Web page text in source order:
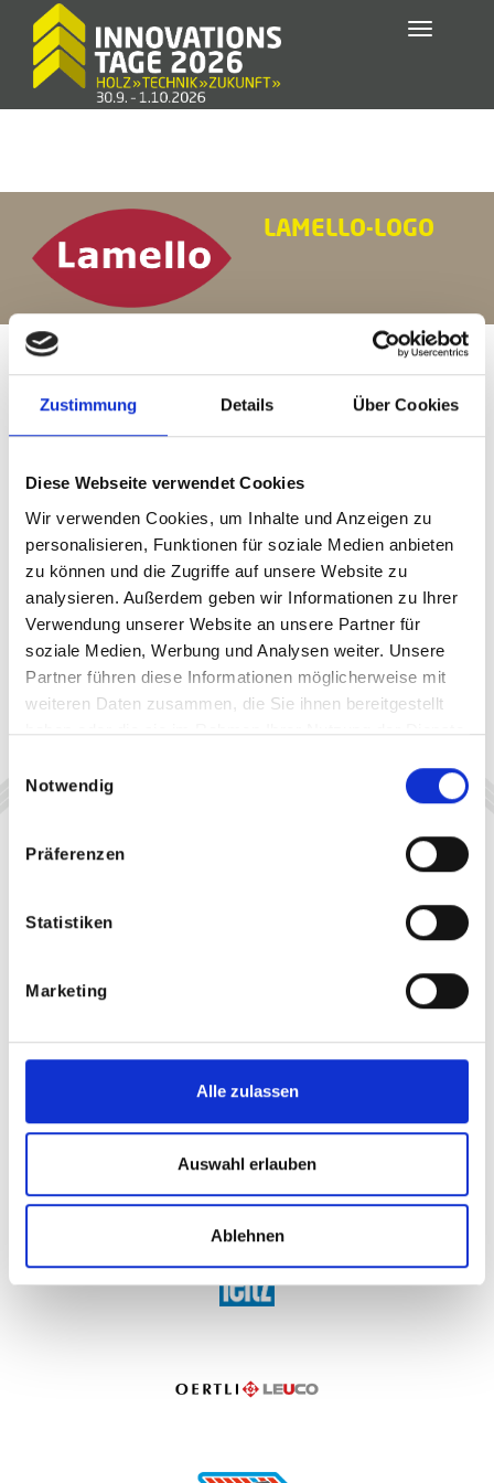
Zustimmung Details Über Cookies
Diese Webseite verwendet Cookies
Wir verwenden Cookies, um Inhalte und Anzeigen zu
personalisieren, Funktionen für soziale Medien anbieten
zu können und die Zugriffe auf unsere Website zu
analysieren. Außerdem geben wir Informationen zu Ihrer
Verwendung unserer Website an unsere Partner für
soziale Medien, Werbung und Analysen weiter. Unsere
Partner führen diese Informationen möglicherweise mit
weiteren Daten zusammen, die Sie ihnen bereitgestellt
haben oder die sie im Rahmen Ihrer Nutzung der Dienste
Notwendig
Präferenzen
Statistiken
Marketing
Alle zulassen
Auswahl erlauben
Ablehnen
Toggle
LAMELLO-LOGO